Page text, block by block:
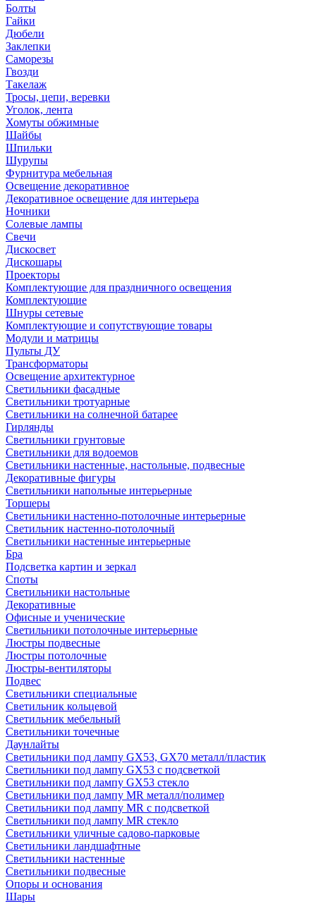
Болты
Гайки
Дюбели
Заклепки
Саморезы
Гвозди
Такелаж
Тросы, цепи, веревки
Уголок, лента
Хомуты обжимные
Шайбы
Шпильки
Шурупы
Фурнитура мебельная
Освещение декоративное
Декоративное освещение для интерьера
Ночники
Солевые лампы
Свечи
Дискосвет
Дискошары
Проекторы
Комплектующие для праздничного освещения
Комплектующие
Шнуры сетевые
Комплектующие и сопутствующие товары
Модули и матрицы
Пульты ДУ
Трансформаторы
Освещение архитектурное
Светильники фасадные
Светильники тротуарные
Светильники на солнечной батарее
Гирлянды
Светильники грунтовые
Светильники для водоемов
Светильники настенные, настольные, подвесные
Декоративные фигуры
Светильники напольные интерьерные
Торшеры
Светильники настенно-потолочные интерьерные
Светильник настенно-потолочный
Светильники настенные интерьерные
Бра
Подсветка картин и зеркал
Споты
Светильники настольные
Декоративные
Офисные и ученические
Светильники потолочные интерьерные
Люстры подвесные
Люстры потолочные
Люстры-вентиляторы
Подвес
Светильники специальные
Светильник кольцевой
Светильник мебельный
Светильники точечные
Даунлайты
Светильники под лампу GX53, GX70 металл/пластик
Светильники под лампу GX53 с подсветкой
Светильники под лампу GX53 стекло
Светильники под лампу MR металл/полимер
Светильники под лампу MR с подсветкой
Светильники под лампу MR стекло
Светильники уличные садово-парковые
Светильники ландшафтные
Светильники настенные
Светильники подвесные
Опоры и основания
Шары